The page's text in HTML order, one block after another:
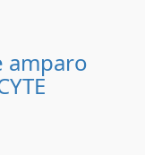
amparo